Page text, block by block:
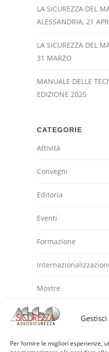
Per fornire le migliori esperienze,
LA SICUREZZA DEL
ALESSANDRIA, 21
LA SICUREZZA DEL
31 MARZO
MANUALE DELLE
EDIZIONE 2025
CATEGORIE
Attività
Convegni
Editoria
Eventi
Formazione
Mostre
News